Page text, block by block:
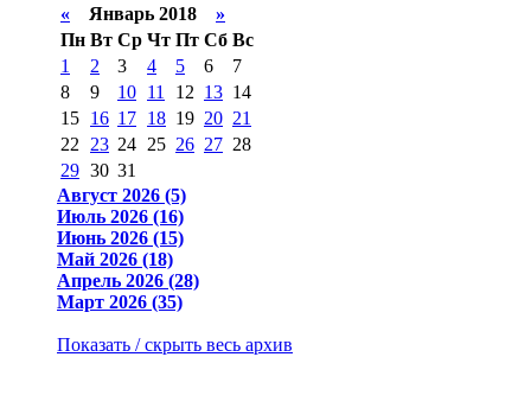
« Январь 2018 »
Пн Вт Ср Чт Пт Сб Вс
1
2 3 4 5 6
7
8
9 10 11 12 13 14
15 16 17 18 19 20 21
22
23 24 25 26 27 28
29 30 31
Август 2026 (5)
Июль 2026 (16)
Июнь 2026 (15)
Май 2026 (18)
Апрель 2026 (28)
Март 2026 (35)
Показать / скрыть весь архив